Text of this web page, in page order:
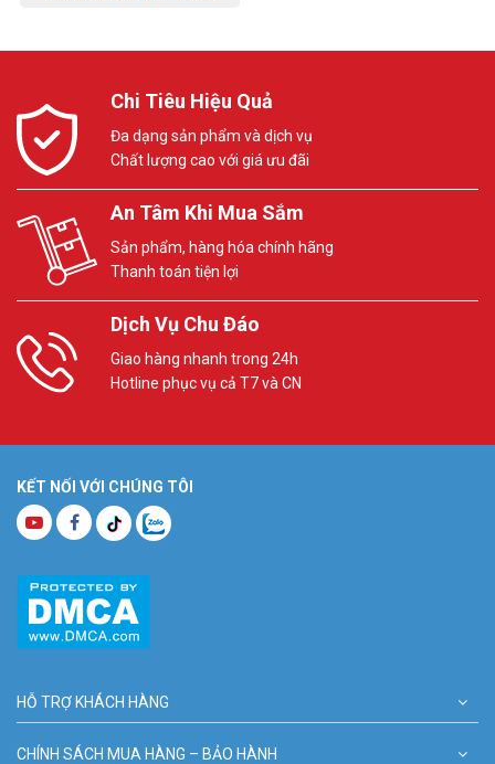
Chi Tiêu Hiệu Quả
Đa dạng sản phẩm và dịch vụ
Chất lượng cao với giá ưu đãi
An Tâm Khi Mua Sắm
Sản phẩm, hàng hóa chính hãng
Thanh toán tiện lợi
Dịch Vụ Chu Đáo
Giao hàng nhanh trong 24h
Hotline phục vụ cả T7 và CN
KẾT NỐI VỚI CHÚNG TÔI
HỖ TRỢ KHÁCH HÀNG
CHÍNH SÁCH MUA HÀNG – BẢO HÀNH